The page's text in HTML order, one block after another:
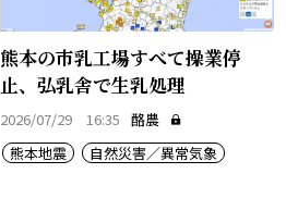
熊本の市乳工場すべて操業停
止、弘乳舎で生乳処理
2026/07/29 16:35 酪農
熊本地震
自然災害／異常気象